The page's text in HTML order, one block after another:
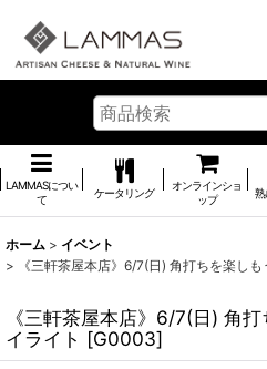
LAMMASについ
て
ケータリング
オンラインショ
ップ
熟
ホーム > イベント
>
《三軒茶屋本店》6/7(日) 角打ちを楽し
《三軒茶屋本店》6/7(日) 角
イライト [G0003]